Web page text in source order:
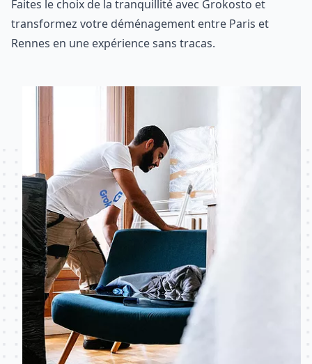
Faites le choix de la tranquillité avec Grokosto et
transformez votre déménagement entre Paris et
Rennes en une expérience sans tracas.